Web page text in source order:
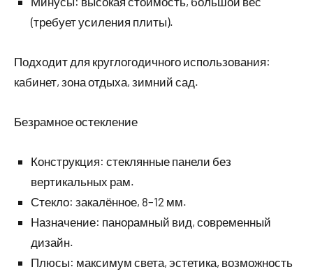
(требует усиления плиты).
Подходит для круглогодичного использования:
кабинет, зона отдыха, зимний сад.
Безрамное остекление
Конструкция: стеклянные панели без
вертикальных рам.
Стекло: закалённое, 8–12 мм.
Назначение: панорамный вид, современный
дизайн.
Плюсы: максимум света, эстетика, возможность